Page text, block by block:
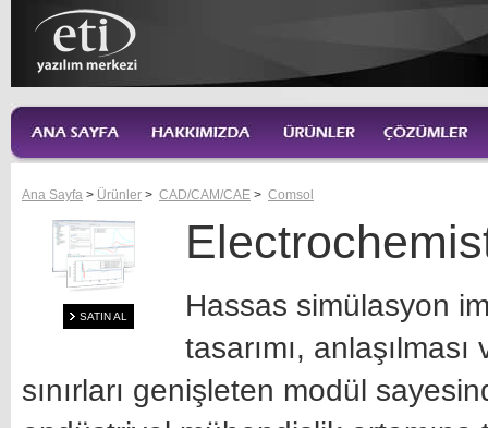
Ana Sayfa > Ürünler > CAD/CAM/CAE > Comsol
SATIN AL
Hassas simülasyon
tasarımı,
sınırları genişleten modül